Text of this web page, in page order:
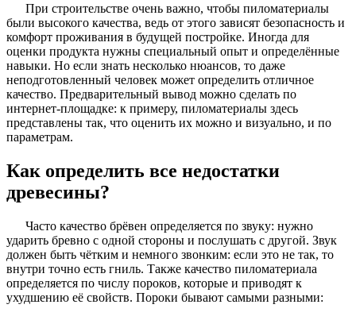
При строительстве очень важно, чтобы пиломатериалы
были высокого качества, ведь от этого зависят безопасность и
комфорт проживания в будущей постройке. Иногда для
оценки продукта нужны специальный опыт и определённые
навыки. Но если знать несколько нюансов, то даже
неподготовленный человек может определить отличное
качество. Предварительный вывод можно сделать по
интернет-площадке: к примеру, пиломатериалы здесь
представлены так, что оценить их можно и визуально, и по
параметрам.
Как определить все недостатки
древесины?
Часто качество брёвен определяется по звуку: нужно
ударить бревно с одной стороны и послушать с другой. Звук
должен быть чётким и немного звонким: если это не так, то
внутри точно есть гниль. Также качество пиломатериала
определяется по числу пороков, которые и приводят к
ухудшению её свойств. Пороки бывают самыми разными: